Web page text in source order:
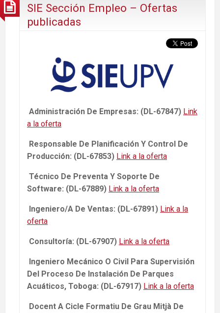
SIE Sección Empleo – Ofertas
publicadas
Administración De Empresas: (DL-67847) Link
a la oferta
Responsable De Planificación Y Control De
Producción: (DL-67853) Link a la oferta
Técnico De Preventa Y Soporte De
Software: (DL-67889) Link a la oferta
Ingeniero/A De Ventas: (DL-67891) Link a la
oferta
Consultoría: (DL-67907) Link a la oferta
Ingeniero Mecánico O Civil Para Supervisión
Del Proceso De Instalación De Parques
Acuáticos, Toboga: (DL-67917) Link a la oferta
Docent A Cicle Formatiu De Grau Mitjà De